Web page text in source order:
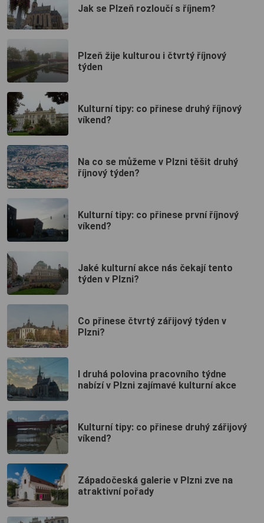
Jak se Plzeň rozloučí s říjnem?
Plzeň žije kulturou i čtvrtý říjnový
týden
Kulturní tipy: co přinese druhý říjnový
víkend?
Na co se můžeme v Plzni těšit druhý
říjnový týden?
Kulturní tipy: co přinese první říjnový
víkend?
Jaké kulturní akce nás čekají tento
týden v Plzni?
Co přinese čtvrtý zářijový týden v
Plzni?
I druhá polovina pracovního týdne
nabízí v Plzni zajímavé kulturní akce
Kulturní tipy: co přinese druhý zářijový
víkend?
Západočeská galerie v Plzni zve na
atraktivní pořady